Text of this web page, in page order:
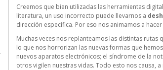
Creemos que bien utilizadas las herramientas
literatura, un uso incorrecto puede llevarnos a
dirección específica. Por eso nos animamos a
Muchas veces nos replanteamos las distintas
lo que nos horrorizan las nuevas formas que
nuevos aparatos electrónicos; el síndrome de la
otros vigilen nuestras vidas. Todo esto nos causa, a